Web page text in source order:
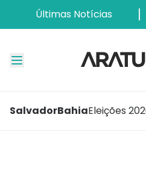
Últimas Notícias
SalvadorBahiaEleições